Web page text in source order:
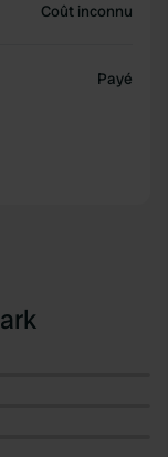
Coût inconnu
Payé